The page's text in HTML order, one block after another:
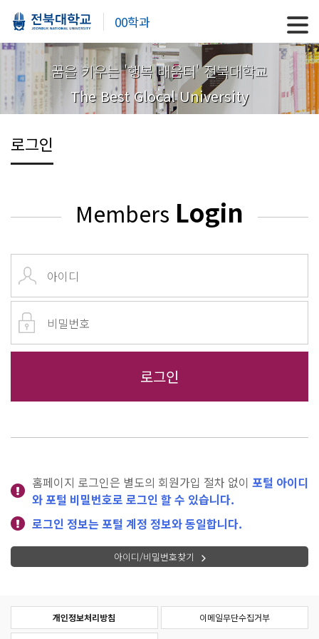
00학과
꿈을 키우는 '행복 배움터' 전북대학교
The Best Glocal University
로그인
Members Login
홈페이지 로그인은 별도의 회원가입 절차 없이 포털 아이디
와 포털 비밀번호로 로그인 할 수 있습니다.
로그인 정보는 포털 계정 정보와 동일합니다.
아이디/비밀번호찾기
개인정보처리방침 이메일무단수집거부